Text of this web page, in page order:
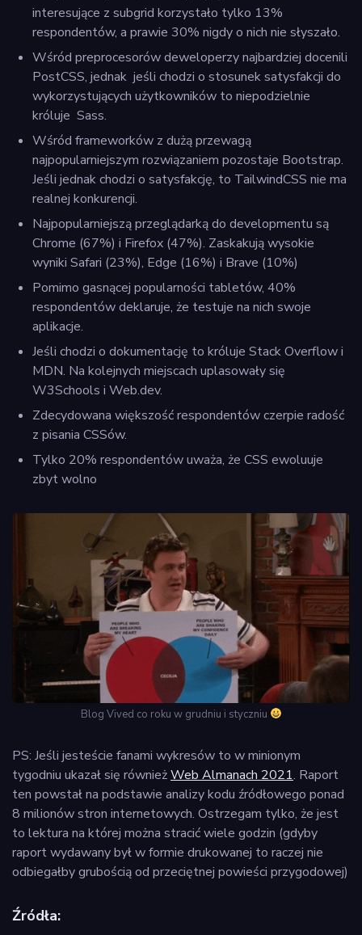
interesujące z subgrid korzystało tylko 13%
respondentów, a prawie 30% nigdy o nich nie słyszało.
Wśród preprocesorów deweloperzy najbardziej docenili
PostCSS, jednak jeśli chodzi o stosunek satysfakcji do
wykorzystujących użytkowników to niepodzielnie
króluje Sass.
Wśród frameworków z dużą przewagą
najpopularniejszym rozwiązaniem pozostaje Bootstrap.
Jeśli jednak chodzi o satysfakcję, to TailwindCSS nie ma
realnej konkurencji.
Najpopularniejszą przeglądarką do developmentu są
Chrome (67%) i Firefox (47%). Zaskakują wysokie
wyniki Safari (23%), Edge (16%) i Brave (10%)
Pomimo gasnącej popularności tabletów, 40%
respondentów deklaruje, że testuje na nich swoje
aplikacje.
Jeśli chodzi o dokumentację to króluje Stack Overflow i
MDN. Na kolejnych miejscach uplasowały się
W3Schools i Web.dev.
Zdecydowana większość respondentów czerpie radość
z pisania CSSów.
Tylko 20% respondentów uważa, że CSS ewoluuje
zbyt wolno
Blog Vived co roku w grudniu i styczniu
PS: Jeśli jesteście fanami wykresów to w minionym
tygodniu ukazał się równieżWeb Almanach 2021. Raport
ten powstał na podstawie analizy kodu źródłowego ponad
8 milionów stron internetowych. Ostrzegam tylko, że jest
to lektura na której można stracić wiele godzin (gdyby
raport wydawany był w formie drukowanej to raczej nie
odbiegałby grubością od przeciętnej powieści przygodowej)
Źródła: